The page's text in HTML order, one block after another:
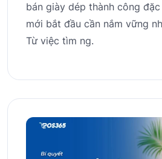
bán giày dép thành công
mới bắt đầu cần nắm vững
Từ việc tìm ng.